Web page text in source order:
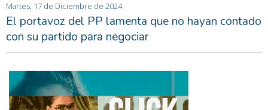
Martes, 17 de Diciembre de 2024
El portavoz del PP lamenta que no hayan contado
con su partido para negociar